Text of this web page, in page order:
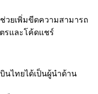
วยเพิ่มขีดความสามารถ
รและโค้ดแชร์
นไทยได้เป็นผู้นำด้าน